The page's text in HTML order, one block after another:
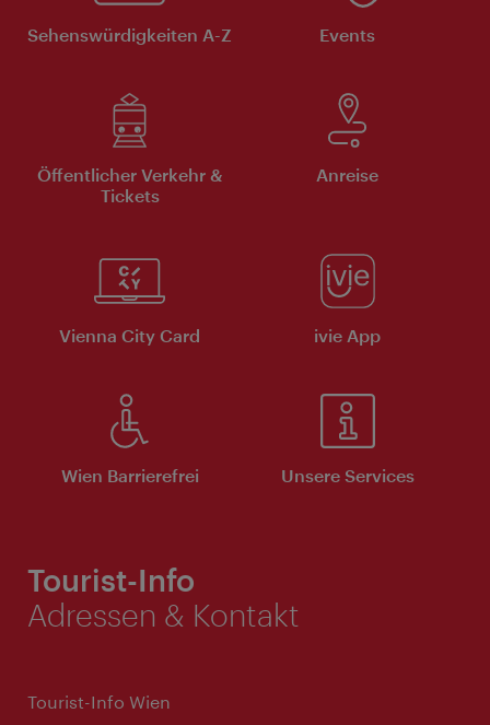
Sehenswürdigkeiten A-Z Events
Öffentlicher Verkehr &
Tickets
Anreise
Vienna City Card ivie App
Wien Barrierefrei Unsere Services
Tourist-Info
Adressen & Kontakt
Tourist-Info Wien